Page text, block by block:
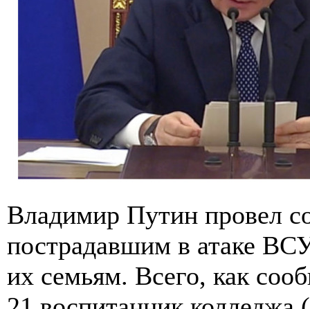
Владимир Путин провел
пострадавшим в атаке
их семьям. Всего, как